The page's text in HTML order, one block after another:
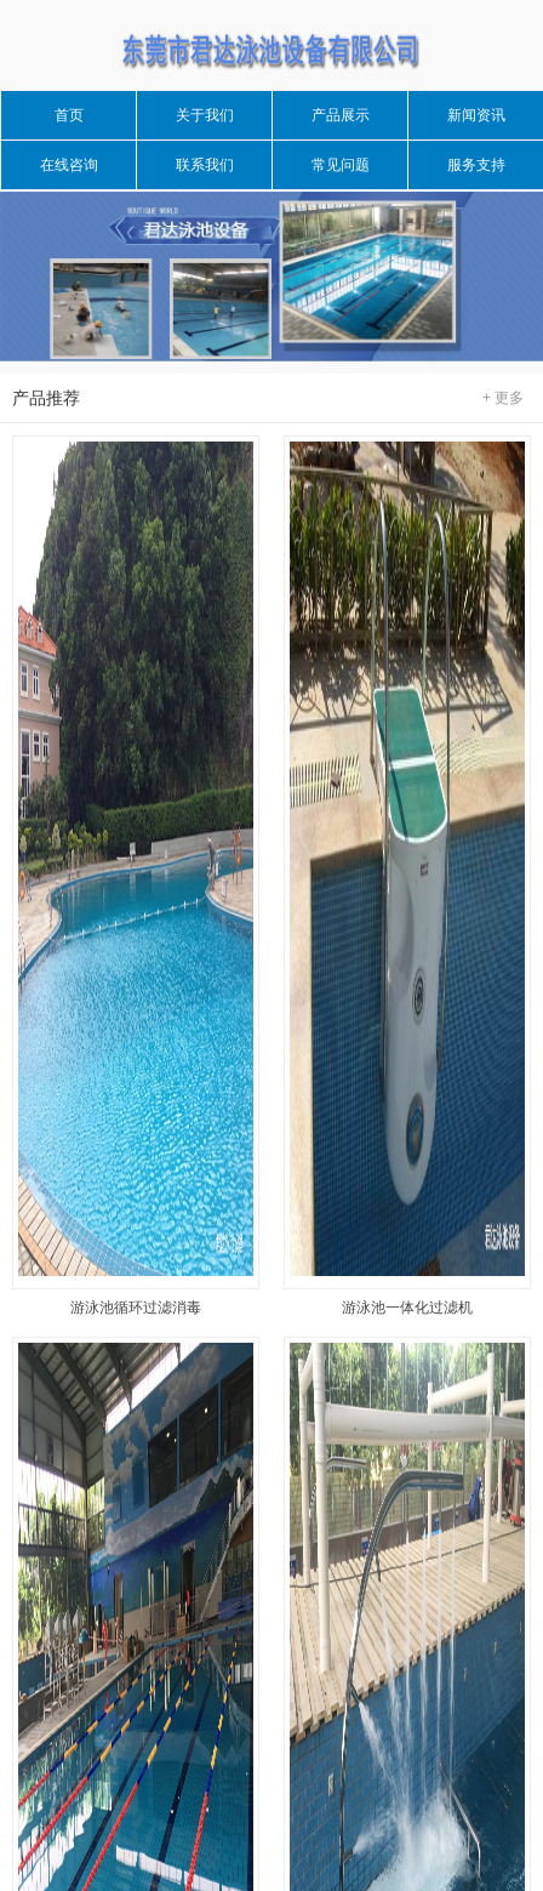
首页 关于我们 产品展示 新闻资讯
在线咨询 联系我们 常见问题 服务支持
产品推荐 + 更多
游泳池循环过滤消毒 游泳池一体化过滤机